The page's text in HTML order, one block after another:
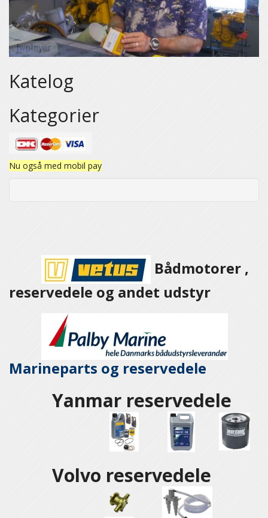
Katelog
Kategorier
Nu også med mobil pay
Bådmotorer ,
reservedele og andet udstyr
Marineparts og reservedele
Yanmar reservedele
Volvo reservedele